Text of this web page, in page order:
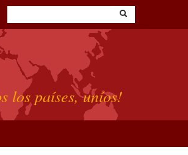
los países, uníos!